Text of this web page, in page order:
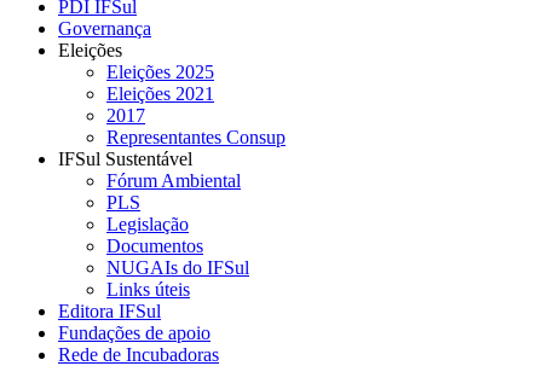
PDI IFSul
Governança
Eleições
Eleições 2025
Eleições 2021
2017
Representantes Consup
IFSul Sustentável
Fórum Ambiental
PLS
Legislação
Documentos
NUGAIs do IFSul
Links úteis
Editora IFSul
Fundações de apoio
Rede de Incubadoras